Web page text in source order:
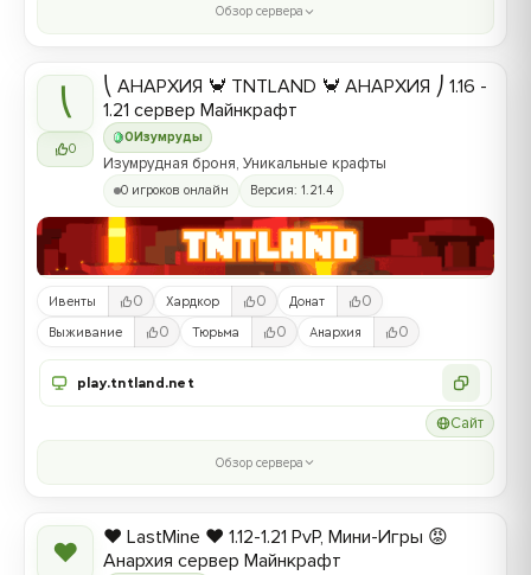
Обзор сервера
⎝
0
0 Изумруды
⎝ АНАРХИЯ 🦀 TNTLAND 🦀 АНАРХИЯ ⎠ 1.16 -
1.21 сервер Майнкрафт
Изумрудная броня, Уникальные крафты
0 игроков онлайн Версия: 1.21.4
Ивенты 0 Хардкор 0 Донат 0
Выживание 0 Тюрьма 0 Анархия 0
play.tntland.net
Сайт
Обзор сервера
❤
❤️ LastMine ❤️ 1.12-1.21 PvP, Мини-Игры 😡
Анархия сервер Майнкрафт